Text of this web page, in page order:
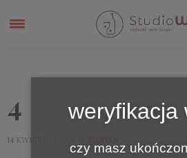
4
14 KWIETNIA 2025
weryfikacja
czy masz